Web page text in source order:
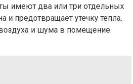
имеют два или три отдельных
предотвращает утечку тепла.
и шума в помещение.